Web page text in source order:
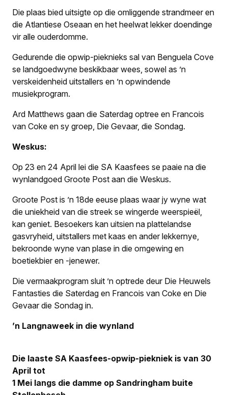
Die plaas bied uitsigte op die omliggende strandmeer en
die Atlantiese Oseaan en het heelwat lekker doendinge
vir alle ouderdomme.
Gedurende die opwip-pieknieks sal van Benguela Cove
se landgoedwyne beskikbaar wees, sowel as ’n
verskeidenheid uitstallers en ’n opwindende
musiekprogram.
Ard Matthews gaan die Saterdag optree en Francois
van Coke en sy groep, Die Gevaar, die Sondag.
Weskus:
Op 23 en 24 April lei die SA Kaasfees se paaie na die
wynlandgoed Groote Post aan die Weskus.
Groote Post is ’n 18de eeuse plaas waar jy wyne wat
die uniekheid van die streek se wingerde weerspieël,
kan geniet. Besoekers kan uitsien na plattelandse
gasvryheid, uitstallers met kaas en ander lekkernye,
bekroonde wyne van plase in die omgewing en
boetiekbier en -jenewer.
Die vermaakprogram sluit ’n optrede deur Die Heuwels
Fantasties die Saterdag en Francois van Coke en Die
Gevaar die Sondag in.
’n Langnaweek in die wynland
Die laaste SA Kaasfees-opwip-piekniek is van 30
April tot
1 Mei langs die damme op Sandringham buite